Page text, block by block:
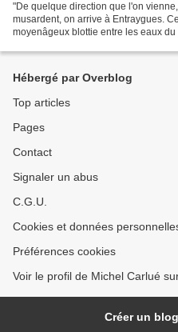
"De quelque direction que l'on
musardent, on arrive à Entraygues.
moyenâgeux blottie entre les eaux
Hébergé par Overblog
Top articles
Pages
Contact
Signaler un abus
C.G.U.
Cookies et données
Préférences cookies
Voir le profil de Michel Carlué
Créer un